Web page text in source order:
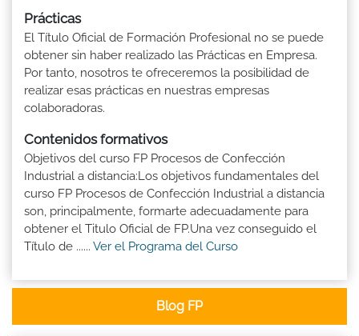
Prácticas
El Título Oficial de Formación Profesional no se puede
obtener sin haber realizado las Prácticas en Empresa.
Por tanto, nosotros te ofreceremos la posibilidad de
realizar esas prácticas en nuestras empresas
colaboradoras.
Contenidos formativos
Objetivos del curso FP Procesos de Confección
Industrial a distancia:Los objetivos fundamentales del
curso FP Procesos de Confección Industrial a distancia
son, principalmente, formarte adecuadamente para
obtener el Titulo Oficial de FP.Una vez conseguido el
Título de ...... Ver el Programa del Curso
Blog FP